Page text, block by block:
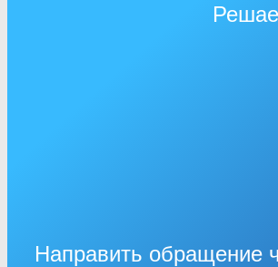
Направить обращение